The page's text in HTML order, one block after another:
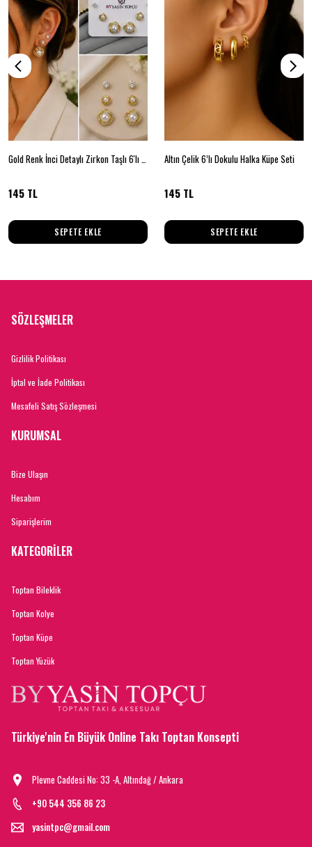
Gold Renk İnci Detaylı Zirkon Taşlı 6'lı Küpe Seti
145 TL
SEPETE EKLE
Altın Çelik 6’lı Dokulu Halka Küpe Seti
145 TL
SEPETE EKLE
SÖZLEŞMELER
Gizlilik Politikası
İptal ve İade Politikası
Mesafeli Satış Sözleşmesi
KURUMSAL
Bize Ulaşın
Hesabım
Siparişlerim
KATEGORİLER
Toptan Bileklik
Toptan Kolye
Toptan Küpe
Toptan Yüzük
Türkiye'nin En Büyük Online Takı Toptan Konsepti
Plevne Caddesi No: 33 -A, Altındağ / Ankara
+90 544 356 86 23
yasintpc@gmail.com